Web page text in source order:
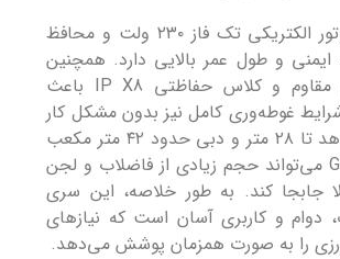
این پمپ با موتور الکتریکی تک فاز ۲۳۰ ولت و محافظ
ایمنی و طول عمر بالایی دارد. همچنین
مکانیکال سیل مقاوم و کلاس حفاظتی IP X8 باعث
غوطه‌وری کامل نیز بدون مشکل کار
کند. با قابلیت هد تا ۲۸ متر و دبی حدود ۴۲ متر مکعب
در ساعت، GV-K می‌تواند حجم زیادی از فاضلاب و لجن
جابجا کند. به طور خلاصه، این سری
دوام و کاربری آسان است که نیازهای
را به صورت همزمان پوشش می‌دهد.